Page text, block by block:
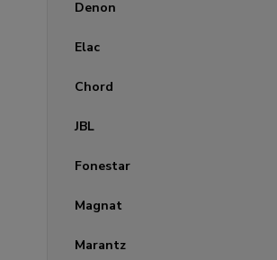
Denon
Elac
Chord
JBL
Fonestar
Magnat
Marantz